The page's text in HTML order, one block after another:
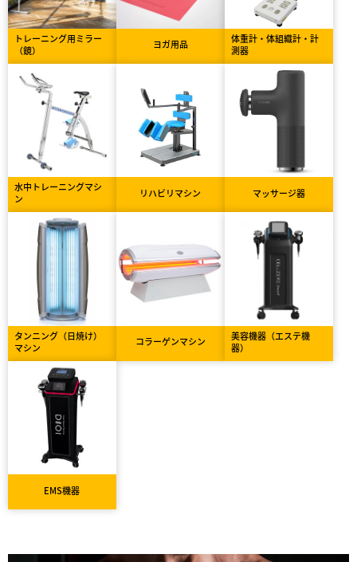
トレーニング用ミラー
（鏡）
ヨガ用品
体重計・体組織計・計
測器
水中トレーニングマシ
ン
リハビリマシン マッサージ器
タンニング（日焼け）
マシン
コラーゲンマシン
美容機器（エステ機
器）
EMS機器